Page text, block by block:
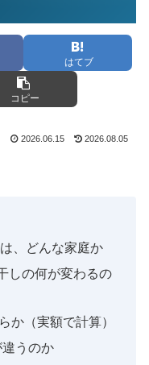
はてブ
コピー
2026.06.15 2026.08.05
、どんな家庭か
しの何が変わるの
か（実額で計算）
違うのか